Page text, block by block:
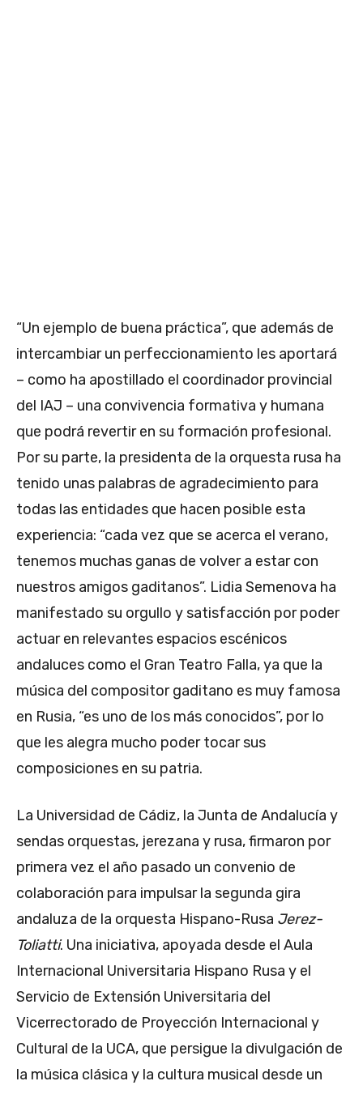
“Un ejemplo de buena práctica”, que además de
intercambiar un perfeccionamiento les aportará
– como ha apostillado el coordinador provincial
del IAJ – una convivencia formativa y humana
que podrá revertir en su formación profesional.
Por su parte, la presidenta de la orquesta rusa ha
tenido unas palabras de agradecimiento para
todas las entidades que hacen posible esta
experiencia: “cada vez que se acerca el verano,
tenemos muchas ganas de volver a estar con
nuestros amigos gaditanos”. Lidia Semenova ha
manifestado su orgullo y satisfacción por poder
actuar en relevantes espacios escénicos
andaluces como el Gran Teatro Falla, ya que la
música del compositor gaditano es muy famosa
en Rusia, “es uno de los más conocidos”, por lo
que les alegra mucho poder tocar sus
composiciones en su patria.
La Universidad de Cádiz, la Junta de Andalucía y
sendas orquestas, jerezana y rusa, firmaron por
primera vez el año pasado un convenio de
colaboración para impulsar la segunda gira
andaluza de la orquesta Hispano-Rusa Jerez-
Toliatti. Una iniciativa, apoyada desde el Aula
Internacional Universitaria Hispano Rusa y el
Servicio de Extensión Universitaria del
Vicerrectorado de Proyección Internacional y
Cultural de la UCA, que persigue la divulgación de
la música clásica y la cultura musical desde un